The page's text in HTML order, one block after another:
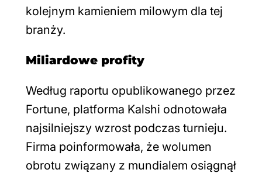
kolejnym kamieniem milowym dla tej
branży.
Miliardowe profity
Według raportu opublikowanego przez
Fortune, platforma Kalshi odnotowała
najsilniejszy wzrost podczas turnieju.
Firma poinformowała, że wolumen
obrotu związany z mundialem osiągnął